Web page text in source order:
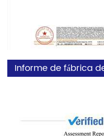
Informe de fábrica